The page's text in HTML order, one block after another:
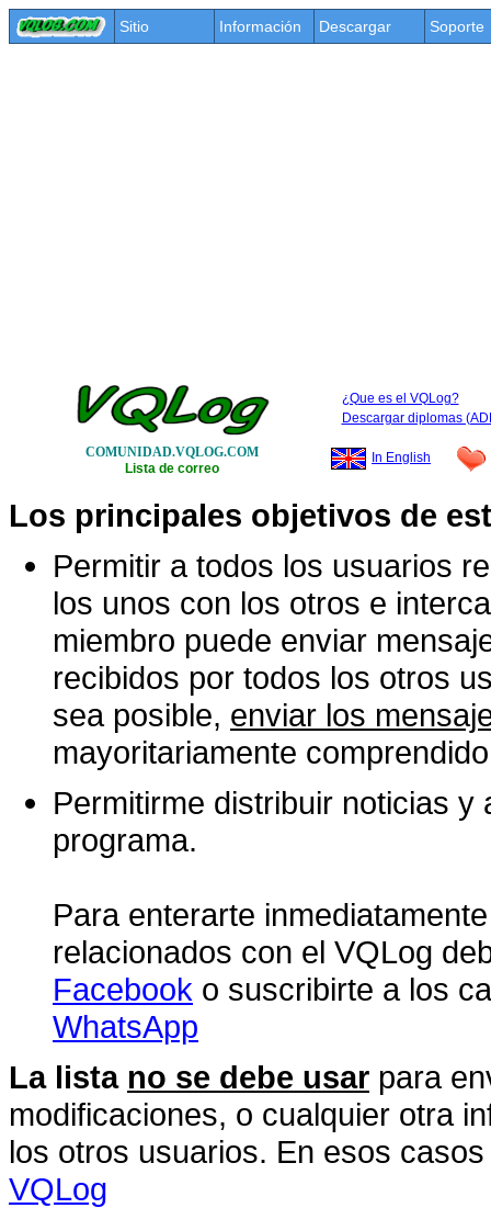
Sitio Información Descargar Soporte
¿Que es el VQLog?
Descargar diplomas
COMUNIDAD.VQLOG.COM
Lista de correo
In English
Los principales objetivos de
Permitir a todos los usuarios
los unos con los otros e
miembro puede enviar
recibidos por todos los otros
sea posible, enviar los
mayoritariamente
Permitirme distribuir noticias
programa.
Para enterarte
relacionados con el VQLog
Facebook o suscribirte a los
WhatsApp
La lista no se debe usar para
modificaciones, o cualquier otra
los otros usuarios. En esos
VQLog